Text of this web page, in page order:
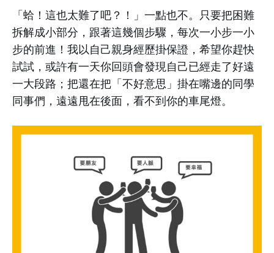
「蛤！這也太難了吧？！」一點也不。只要把困難
拆解成小部分，跟著這幾個步驟，每次一小步一小
步的前進！我以自己親身經歷掛保證，希望你趕快
試試，或許有一天你回頭會發現自己已經走了好遠
一大段路；把還在把「不好意思」掛在嘴邊的同學
同事們，遠遠甩在後面，看不到你的車尾燈。